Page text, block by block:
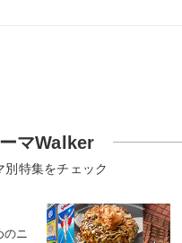
マWalker
別特集をチェック
のニ